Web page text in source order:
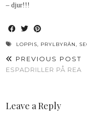
– djur!!!
LOPPIS, PRYLBYRÅN,
PREVIOUS POST
ESPADRILLER PÅ REA
Leave a Reply